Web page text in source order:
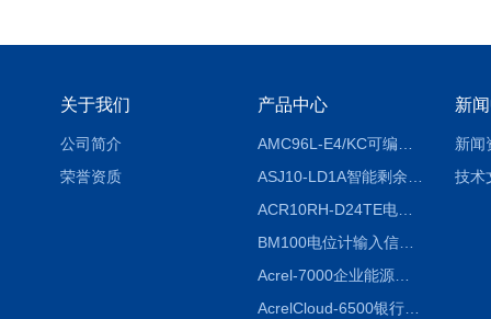
关于我们
公司简介
荣誉资质
产品中心
ACR10RH-D24TE电力仪表外置开口式互感器
BM100电位计输入信号隔离器
Acrel-7000企业能源管控平台
AcrelCloud-6500银行业安全用电能耗云平台
新
新闻
技术